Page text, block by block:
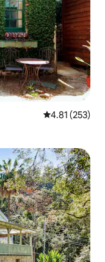
レビュー253
4.81 (253)